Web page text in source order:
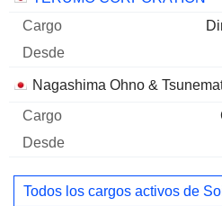
Nagashima Ohno &
Todos los cargos activos de